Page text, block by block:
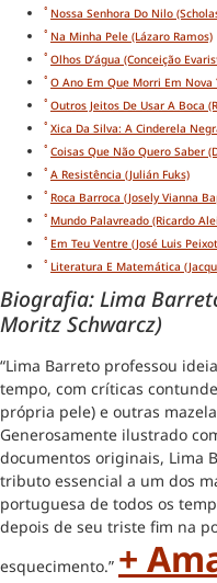
Nossa Senhora Do Nilo
Na Minha Pele (Lázaro Ramos)
Olhos D’água (Conceição
O Ano Em Que Morri Em Nova
Outros Jeitos De Usar A Boca
Xica Da Silva: A Cinderela
Coisas Que Não Quero Saber
A Resistência (Julián Fuks)
Roca Barroca (Josely Vianna
Mundo Palavreado (Ricardo
Em Teu Ventre (José Luis
Literatura E Matemática
Biografia: Lima
Moritz Schwarcz)
“Lima Barreto professou
tempo, com críticas
própria pele) e outras
Generosamente ilustrado
documentos originais, Lima
tributo essencial a um dos
portuguesa de todos os
depois de seu triste fim na
esquecimento.” +